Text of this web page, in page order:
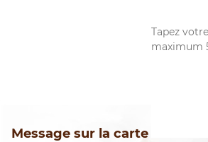
Message sur la carte